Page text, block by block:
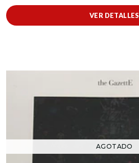
VER DETALLES
AGOTADO